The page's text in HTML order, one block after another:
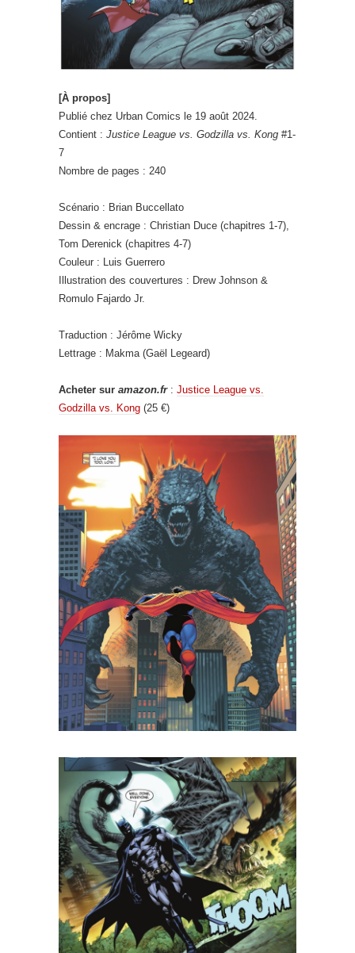
[À propos]
Publié chez Urban Comics le 19 août 2024.
Contient : Justice League vs. Godzilla vs. Kong #1-
7
Nombre de pages : 240
Scénario : Brian Buccellato
Dessin & encrage : Christian Duce (chapitres 1-7),
Tom Derenick (chapitres 4-7)
Couleur : Luis Guerrero
Illustration des couvertures : Drew Johnson &
Romulo Fajardo Jr.
Traduction : Jérôme Wicky
Lettrage : Makma (Gaël Legeard)
Acheter sur amazon.fr: Justice League vs.
Godzilla vs. Kong (25 €)